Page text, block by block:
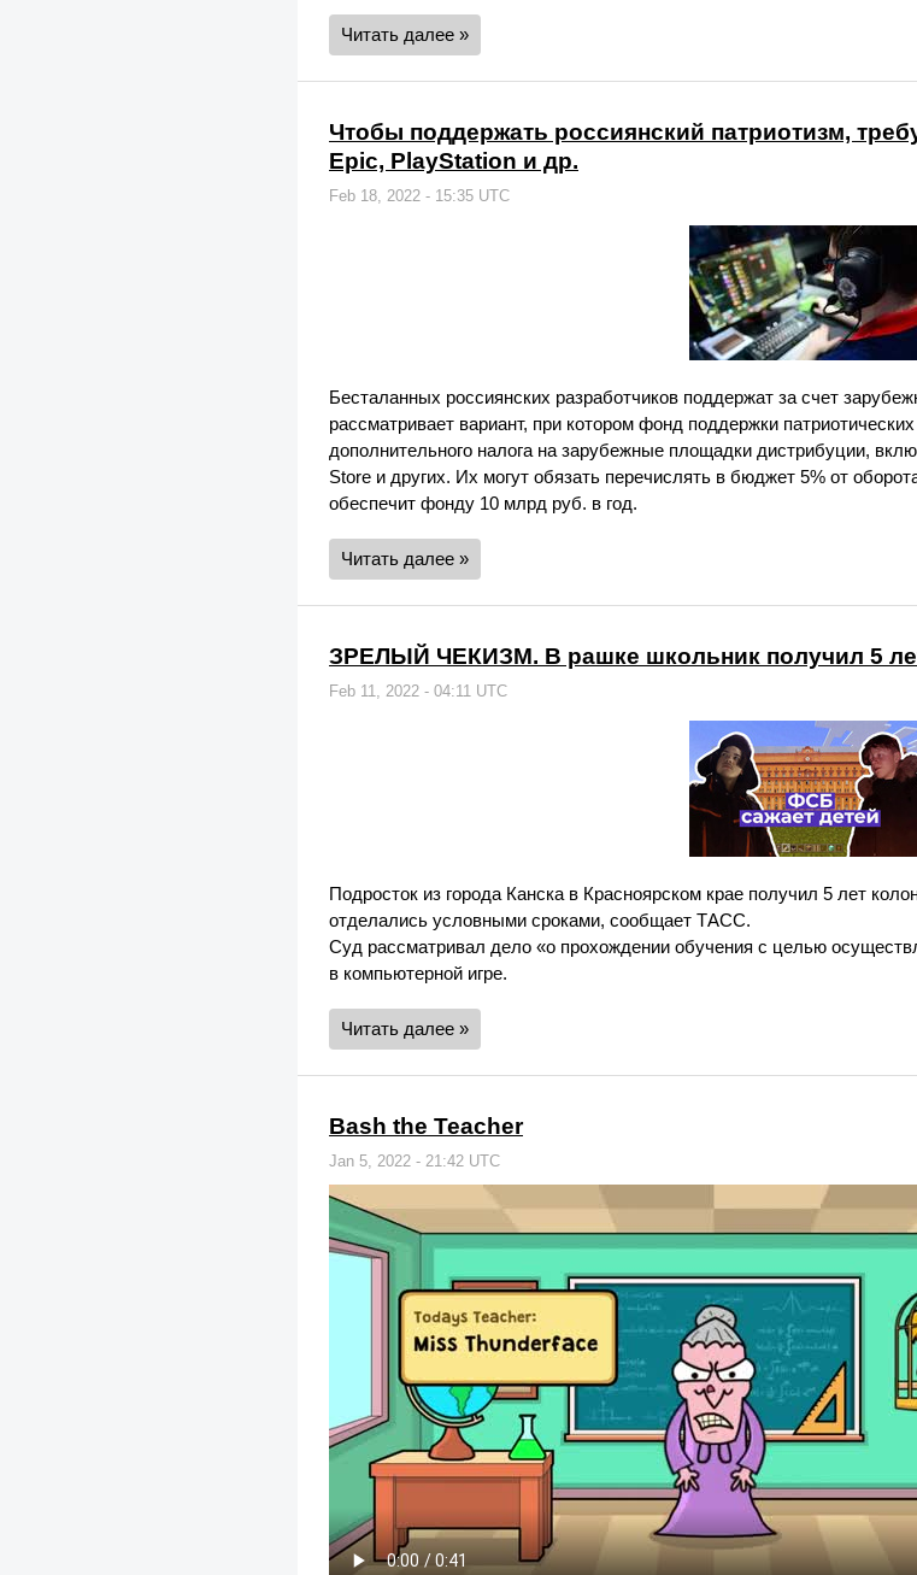
Читать далее »
Чтобы поддержать россиянский патриотизм,
Epic, PlayStation и др.
Feb 18, 2022 - 15:35 UTC
Бесталанных россиянских разработчиков поддержат за счет
рассматривает вариант, при котором фонд поддержки
дополнительного налога на зарубежные площадки дистрибуции,
Store и других. Их могут обязать перечислять в бюджет 5% от
обеспечит фонду 10 млрд руб. в год.
Читать далее »
ЗРЕЛЫЙ ЧЕКИЗМ. В рашке школьник получил 5
Feb 11, 2022 - 04:11 UTC
Подросток из города Канска в Красноярском крае получил 5 лет
отделались условными сроками, сообщает ТАСС.
Суд рассматривал дело «о прохождении обучения с целью
в компьютерной игре.
Читать далее »
Bash the Teacher
Jan 5, 2022 - 21:42 UTC